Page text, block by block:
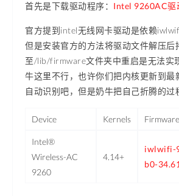
首先是下载驱动程序： Intel 9260AC驱
官方提到intel无线网卡驱动是依赖
但是安装官方的方法将驱动文件解压后
至/lib/firmware文件夹中重启是无法实
牛这里不行，也许你们把内核更新到最
自动识别吧，但是奶牛把自己折腾的过
Device Kernels Firmware
Intel®
Wireless-AC
9260
4.14+
iwlwifi-
b0-